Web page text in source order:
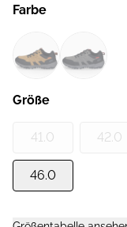
Farbe
Größe
41.0 42.0
46.0